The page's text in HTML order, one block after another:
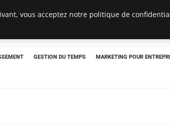
GESTION DU TEMPS MARKETING POUR
vous acceptez notre politique de